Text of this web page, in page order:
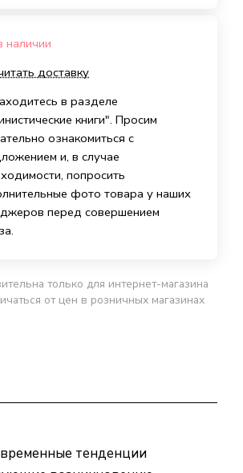
наличии
доставку
в разделе
книги". Просим
ознакомиться с
и, в случае
попросить
фото товара у наших
перед совершением
только для интернет-магазина
от цен в розничных магазинах
тенденции